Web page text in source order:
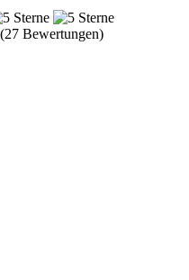
Bewertungen)